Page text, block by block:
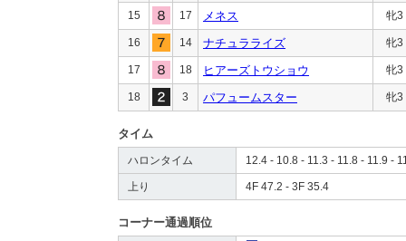
15 17 メネス 牝3
16 14 ナチュラライズ 牝3
17 18 ヒアーズトウショウ 牝3
18 3 パフュームスター 牝3
タイム
ハロンタイム 12.4 - 10.8 - 11.3 - 11.8 - 11.9 -
上り 4F 47.2 - 3F 35.4
コーナー通過順位